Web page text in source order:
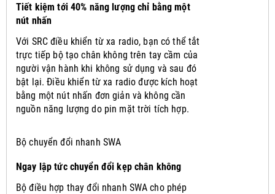
Tiết kiệm tới 40% năng lượng chỉ bằng một
nút nhấn
Với SRC điều khiển từ xa radio, bạn có thể tắt
trực tiếp bộ tạo chân không trên tay cầm của
người vận hành khi không sử dụng và sau đó
bật lại.Điều khiển từ xa radio được kích hoạt
bằng một nút nhấn đơn giản và không cần
nguồn năng lượng do pin mặt trời tích hợp.
Bộ chuyển đổi nhanh SWA
Ngay lập tức chuyển đổi kẹp chân không
Bộ điều hợp thay đổi nhanh SWA cho phép